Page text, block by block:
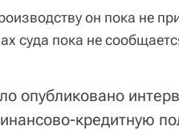
он пока не
суда пока не
опубликовано
кредитную